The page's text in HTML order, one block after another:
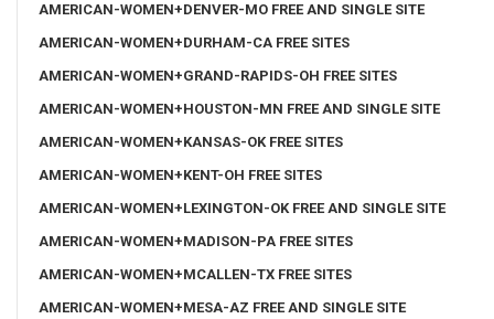
AMERICAN-WOMEN+DENVER-MO FREE AND SINGLE SITE
AMERICAN-WOMEN+DURHAM-CA FREE SITES
AMERICAN-WOMEN+GRAND-RAPIDS-OH FREE SITES
AMERICAN-WOMEN+HOUSTON-MN FREE AND SINGLE SITE
AMERICAN-WOMEN+KANSAS-OK FREE SITES
AMERICAN-WOMEN+KENT-OH FREE SITES
AMERICAN-WOMEN+LEXINGTON-OK FREE AND SINGLE SITE
AMERICAN-WOMEN+MADISON-PA FREE SITES
AMERICAN-WOMEN+MCALLEN-TX FREE SITES
AMERICAN-WOMEN+MESA-AZ FREE AND SINGLE SITE